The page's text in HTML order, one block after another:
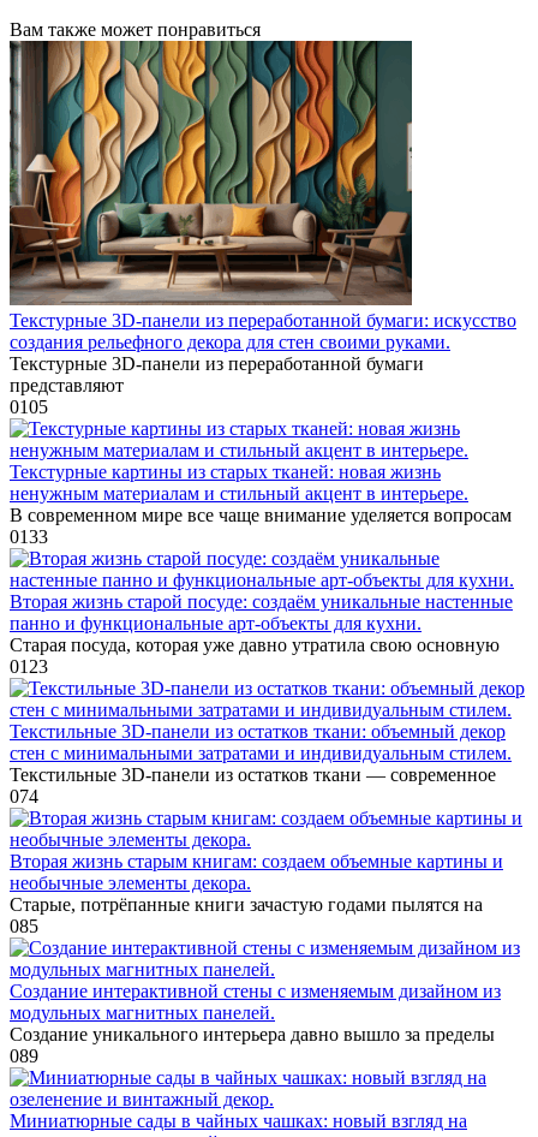
Вам также может понравиться
Текстурные 3D-панели из переработанной бумаги: искусство
создания рельефного декора для стен своими руками.
Текстурные 3D-панели из переработанной бумаги
представляют
0105
Текстурные картины из старых тканей: новая жизнь
ненужным материалам и стильный акцент в интерьере.
В современном мире все чаще внимание уделяется вопросам
0133
Вторая жизнь старой посуде: создаём уникальные настенные
панно и функциональные арт-объекты для кухни.
Старая посуда, которая уже давно утратила свою основную
0123
Текстильные 3D-панели из остатков ткани: объемный декор
стен с минимальными затратами и индивидуальным стилем.
Текстильные 3D-панели из остатков ткани — современное
074
Вторая жизнь старым книгам: создаем объемные картины и
необычные элементы декора.
Старые, потрёпанные книги зачастую годами пылятся на
085
Создание интерактивной стены с изменяемым дизайном из
модульных магнитных панелей.
Создание уникального интерьера давно вышло за пределы
089
Миниатюрные сады в чайных чашках: новый взгляд на